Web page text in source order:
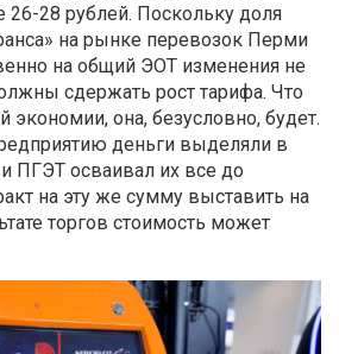
26-28 рублей. Поскольку доля
на рынке перевозок Перми
на общий ЭОТ изменения не
сдержать рост тарифа. Что
экономии, она, безусловно, будет.
деньги выделяли в
ПГЭТ осваивал их все до
на эту же сумму выставить на
торгов стоимость может